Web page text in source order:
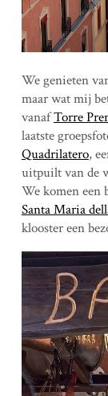
We genieten
maar wat mij
vanafTorre
laatste
Quadrilatero,
uitpuilt van de
We komen een
Santa Maria
klooster een